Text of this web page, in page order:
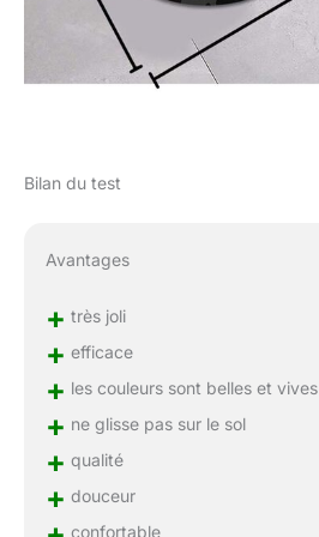
Bilan du test
Avantages
+ très joli
+ efficace
+ les couleurs sont belles et vives
+ ne glisse pas sur le sol
+ qualité
+ douceur
confortable